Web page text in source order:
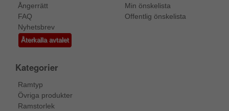
Ångerrätt
FAQ
Nyhetsbrev
Återkalla avtalet
Min önskelista
Offentlig önskelista
Kategorier
Ramtyp
Övriga produkter
Ramstorlek